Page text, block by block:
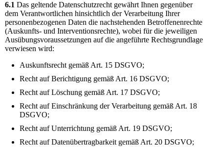
6.1 Das geltende Datenschutzrecht gewährt Ihnen gegenüber
dem Verantwortlichen hinsichtlich der Verarbeitung Ihrer
personenbezogenen Daten die nachstehenden Betroffenenrechte
(Auskunfts- und Interventionsrechte), wobei für die jeweiligen
Ausübungsvoraussetzungen auf die angeführte Rechtsgrundlage
verwiesen wird:
Auskunftsrecht gemäß Art. 15 DSGVO;
Recht auf Berichtigung gemäß Art. 16 DSGVO;
Recht auf Löschung gemäß Art. 17 DSGVO;
Recht auf Einschränkung der Verarbeitung gemäß Art. 18
DSGVO;
Recht auf Unterrichtung gemäß Art. 19 DSGVO;
Recht auf Datenübertragbarkeit gemäß Art. 20 DSGVO;